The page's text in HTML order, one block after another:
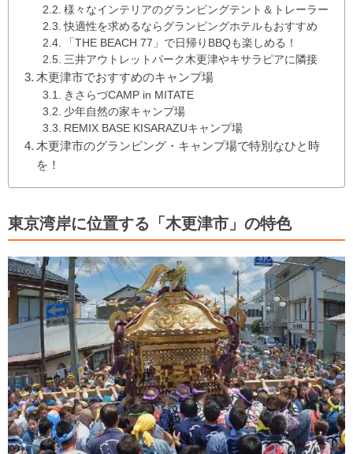
様々なインテリアのグランピングテント＆トレーラー
快適性を求めるならグランピングホテルもおすすめ
「THE BEACH 77」で日帰りBBQも楽しめる！
三井アウトレットパーク木更津やキサラピアに隣接
木更津市でおすすめのキャンプ場
きさらづCAMP in MITATE
少年自然の家キャンプ場
REMIX BASE KISARAZUキャンプ場
木更津市のグランピング・キャンプ場で特別なひと時
を！
東京湾岸に位置する「木更津市」の特色